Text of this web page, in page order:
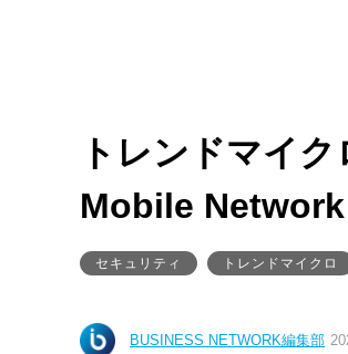
トレンドマイ
Mobile Network
セキュリティ トレンドマイクロ
BUSINESS NETWORK編集部